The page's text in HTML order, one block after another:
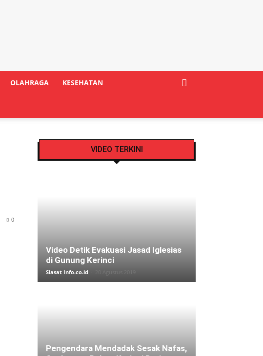
OLAHRAGA KESEHATAN
0
VIDEO TERKINI
Video Detik Evakuasi Jasad Iglesias
di Gunung Kerinci
Siasat Info.co.id -
Pengendara Mendadak Sesak Nafas,